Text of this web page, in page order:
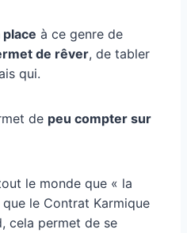
à ce genre de
de rêver, de tabler
qui.
de peu compter sur
le monde que « la
le Contrat Karmique
cela permet de se